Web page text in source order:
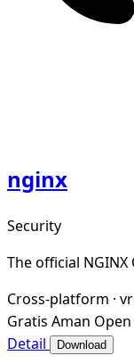
nginx
Security
The official
Cross-platform ·
Gratis Aman
Detail
Download